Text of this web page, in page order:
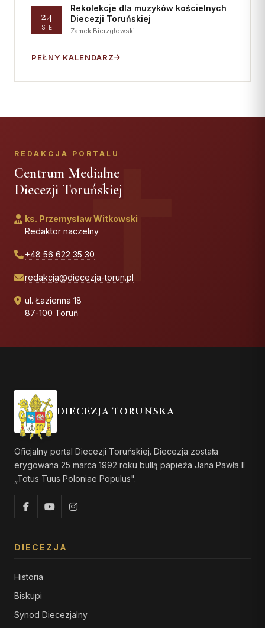
24
SIE
Rekolekcje dla muzyków kościelnych
Diecezji Toruńskiej
Zamek Bierzgłowski
PEŁNY KALENDARZ
REDAKCJA PORTALU
Centrum Medialne
Diecezji Toruńskiej
ks. Przemysław Witkowski
Redaktor naczelny
+48 56 622 35 30
redakcja@diecezja-torun.pl
ul. Łazienna 18
87-100 Toruń
DIECEZJA TORUŃSKA
Oficjalny portal Diecezji Toruńskiej. Diecezja została
erygowana 25 marca 1992 roku bullą papieża Jana Pawła II
„Totus Tuus Poloniae Populus".
DIECEZJA
Historia
Biskupi
Synod Diecezjalny